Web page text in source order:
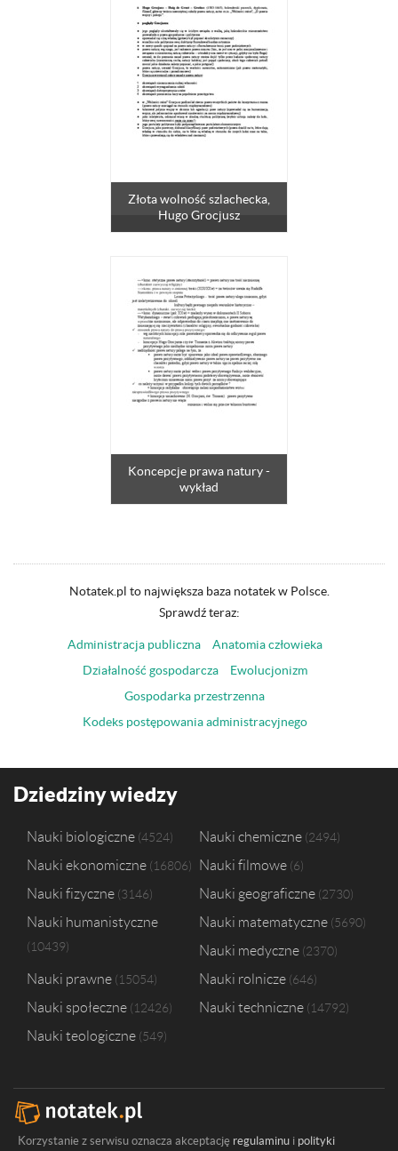
Złota wolność szlachecka,
Hugo Grocjusz
Koncepcje prawa natury -
wykład
Notatek.pl to największa baza notatek w Polsce.
Sprawdź teraz:
Administracja publiczna
Anatomia człowieka
Działalność gospodarcza
Ewolucjonizm
Gospodarka przestrzenna
Kodeks postępowania administracyjnego
Dziedziny wiedzy
Nauki biologiczne 4524 Nauki chemiczne 2494
Nauki ekonomiczne 16806 Nauki filmowe 6
Nauki fizyczne 3146 Nauki geograficzne 2730
Nauki humanistyczne
10439
Nauki matematyczne 5690
Nauki medyczne 2370
Nauki prawne 15054 Nauki rolnicze 646
Nauki społeczne 12426 Nauki techniczne 14792
Nauki teologiczne 549
Korzystanie z serwisu oznacza akceptację regulaminu i polityki